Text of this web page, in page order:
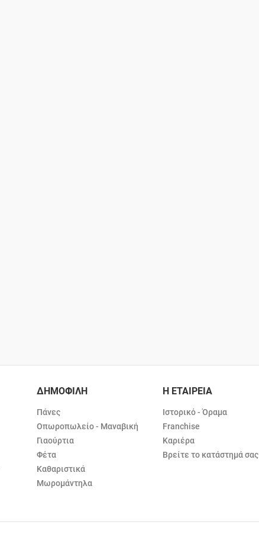
ΔΗΜΟΦΙΛΗ
Πάνες
Οπωροπωλείο - Μαναβική
Γιαούρτια
Φέτα
Καθαριστικά
Μωρομάντηλα
Η ΕΤΑΙΡΕΙΑ
Ιστορικό - Όραμα
Franchise
Καριέρα
Βρείτε το κατάστημά σας